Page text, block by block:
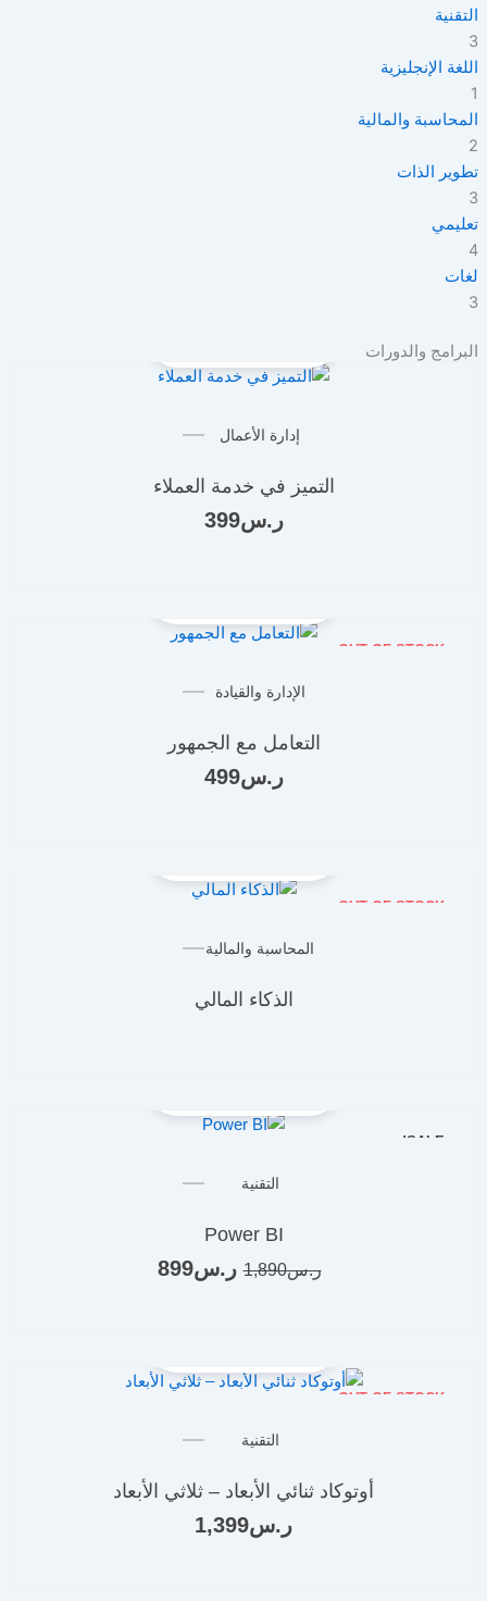
التقنية
3
اللغة الإنجليزية
المحاسبة والمالية
2
تطوير الذات
3
تعليمي
4
لغات
3
البرامج والدورات
إدارة الأعمال
التميز في خدمة العملاء
ر.س 399
OUT OF STOCK
الإدارة والقيادة
التعامل مع الجمهور
ر.س 499
OUT OF STOCK
المحاسبة والمالية
الذكاء المالي
SALE!
التقنية
Power BI
ر.س1,890
السعر
هو:
ر.س1,890.
ر.س 899
OUT OF STOCK
التقنية
أوتوكاد ثنائي الأبعاد – ثلاثي الأبعاد
ر.س 1,399